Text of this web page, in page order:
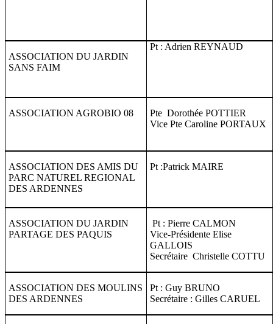
ASSOCIATION DU JARDIN
SANS FAIM
Pt : Adrien REYNAUD
ASSOCIATION AGROBIO 08
Pte Dorothée POTTIER
Vice Pte Caroline PORTAUX
ASSOCIATION DES AMIS DU
PARC NATUREL REGIONAL
DES ARDENNES
Pt :Patrick MAIRE
ASSOCIATION DU JARDIN
PARTAGE DES PAQUIS
Pt : Pierre CALMON
Vice-Présidente Elise
GALLOIS
Secrétaire Christelle COTTU
ASSOCIATION DES MOULINS
DES ARDENNES
Pt : Guy BRUNO
Secrétaire : Gilles CARUEL